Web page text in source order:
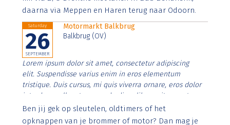
daarna via Meppen en Haren terug naar Odoorn.
Saturday
26
SEPTEMBER
Motormarkt Balkbrug
Balkbrug (OV)
Lorem ipsum dolor sit amet, consectetur adipiscing
elit. Suspendisse varius enim in eros elementum
tristique. Duis cursus, mi quis viverra ornare, eros dolor
interdum nulla, ut commodo diam libero vitae erat.
Aenean faucibus nibh et justo cursus id rutrum lorem
imperdiet. Nunc ut sem vitae risus tristique posuere.
Ben jij gek op sleutelen, oldtimers of het
opknappen van je brommer of motor? Dan mag je